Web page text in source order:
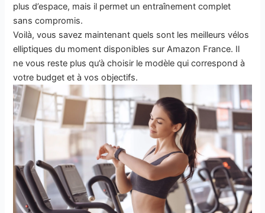
plus d’espace, mais il permet un entraînement complet
sans compromis.
Voilà, vous savez maintenant quels sont les meilleurs vélos
elliptiques du moment disponibles sur Amazon France. Il
ne vous reste plus qu’à choisir le modèle qui correspond à
votre budget et à vos objectifs.